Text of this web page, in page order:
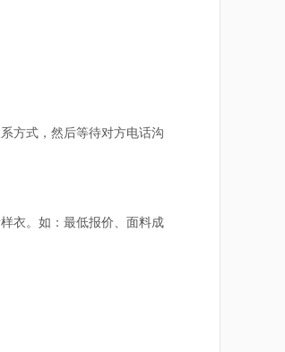
方式，然后等待对方电话沟
衣。如：最低报价、面料成